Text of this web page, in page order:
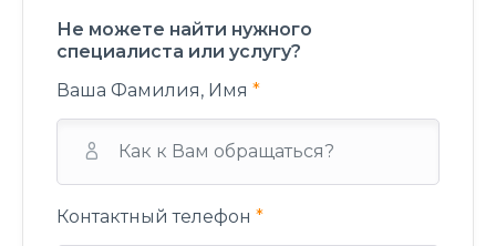
Не можете найти нужного
специалиста или услугу?
Ваша Фамилия, Имя *
Контактный телефон *